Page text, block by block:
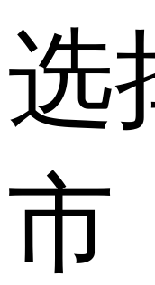
选
市